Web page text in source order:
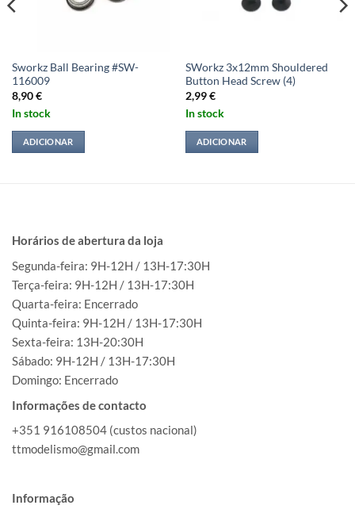
Sworkz Ball Bearing #SW-
116009
8,90€
In stock
ADICIONAR
SWorkz 3x12mm Shouldered
Button Head Screw (4)
2,99€
In stock
ADICIONAR
Horários de abertura da loja
Segunda-feira: 9H-12H / 13H-17:30H
Terça-feira: 9H-12H / 13H-17:30H
Quarta-feira: Encerrado
Quinta-feira: 9H-12H / 13H-17:30H
Sexta-feira: 13H-20:30H
Sábado: 9H-12H / 13H-17:30H
Domingo: Encerrado
Informações de contacto
+351 916108504 (custos nacional)
ttmodelismo@gmail.com
Informação